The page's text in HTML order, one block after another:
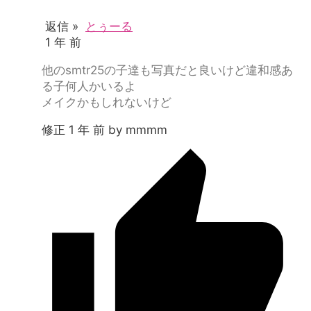
返信 »
とぅーる
1 年 前
他のsmtr25の子達も写真だと良いけど違和感あ
る子何人かいるよ
メイクかもしれないけど
修正 1 年 前 by mmmm